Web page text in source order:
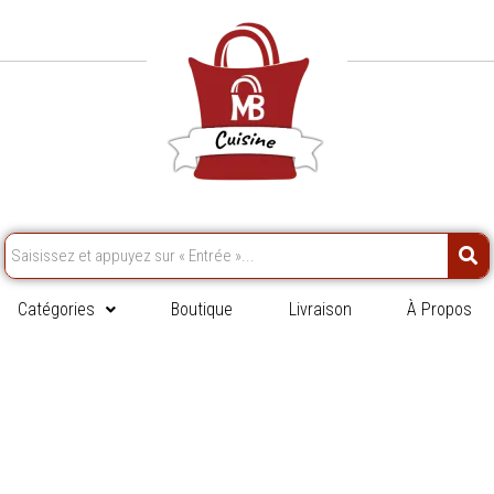
Catégories Boutique Livraison À Propos